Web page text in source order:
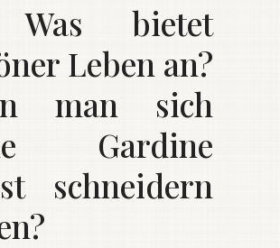
Was bietet
Leben an?
man sich
Gardine
schneidern